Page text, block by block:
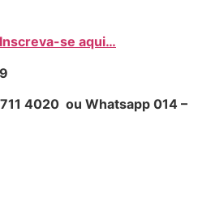
Inscreva-se aqui…
4020 ou Whatsapp 014 –